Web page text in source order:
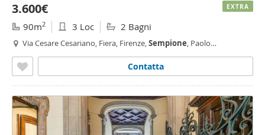
3.600€
90m2 3 Loc 2 Bagni
Via Cesare Cesariano, Fiera, Firenze,Sempione, Paolo
Contatta
EXTRA